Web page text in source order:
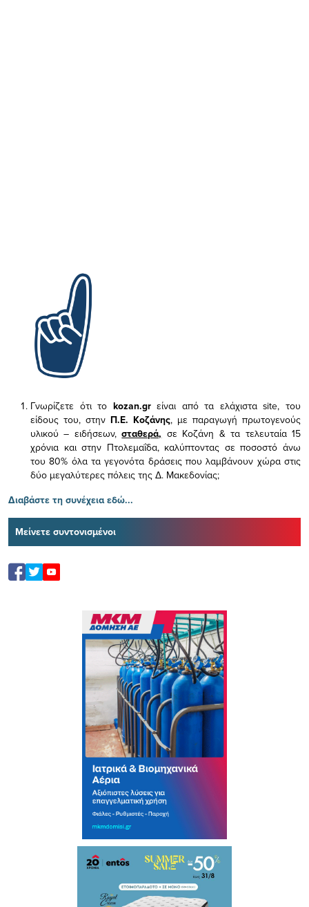
Γνωρίζετε ότι το kozan.gr είναι από τα ελάχισταsite, του
είδους του, στην Π.Ε. Κοζάνης, με παραγωγή πρωτογενούς
υλικού – ειδήσεων,σταθερά, σε Κοζάνη & τα τελευταία 15
χρόνια και στην Πτολεμαΐδα, καλύπτοντας σε ποσοστό άνω
του 80% όλα τα γεγονότα δράσεις που λαμβάνουν χώρα στις
δύο μεγαλύτερες πόλεις της Δ. Μακεδονίας;
Διαβάστε τη συνέχεια εδώ...
Μείνετε συντονισμένοι